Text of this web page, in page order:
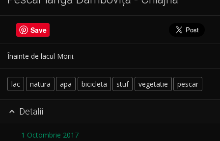
Save
Înainte de lacul Morii.
lac natura apa bicicleta stuf vegetatie pescar
 Detalii
1 Octombrie 2017